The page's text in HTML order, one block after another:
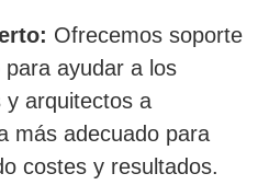
Ofrecemos soporte
ayudar a los
y arquitectos a
más adecuado para
costes y resultados.